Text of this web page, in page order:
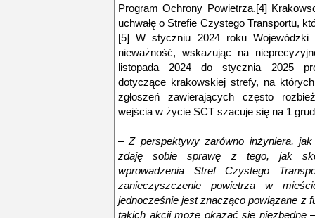
Program Ochrony Powietrza.[4]
uchwałę o Strefie Czystego Transportu,
[5] W styczniu 2024 roku Wojewódzki
nieważność, wskazując na
listopada 2024 do stycznia 2025
dotyczące krakowskiej strefy, na
zgłoszeń zawierających często
wejścia w życie SCT szacuje się na 1
–Z perspektywy zarówno inżyniera,
zdaję sobie sprawę z tego, jak
wprowadzenia Stref Czystego
zanieczyszczenie powietrza w
jednocześnie jest znacząco powiązane z
takich akcji może okazać się niezbędne